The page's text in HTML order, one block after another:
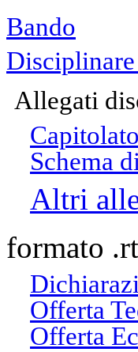
Bando
Allegati
Schema
Altri
formato
Offerta
Offerta